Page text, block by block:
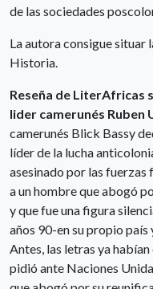
de las sociedades
La autora consigue situar
Historia.
Reseña de LiterAfricas
lider camerunés Ruben
camerunés Blick Bassy
líder de la lucha
asesinado por las fuerzas
a un hombre que abogó
y que fue una figura
años 90-en su propio
Antes, las letras ya
pidió ante Naciones